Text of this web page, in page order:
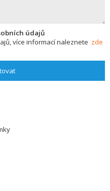
údajů
více informací naleznete zde